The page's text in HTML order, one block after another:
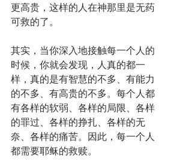
更高贵，这样的人在神那里是无药
可救的了。
其实，当你深入地接触每一个人的
时候，你就会发现，人真的都一
样，真的是有智慧的不多、有能力
的不多、有高贵的不多。每个人都
有各样的软弱、各样的局限、各样
的罪过、各样的挣扎、各样的无
奈、各样的痛苦。因此，每一个人
都需要耶稣的救赎。